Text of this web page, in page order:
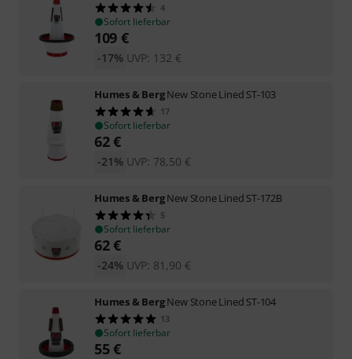
4
Sofort lieferbar
109 €
UVP: 132 €
-17%
Humes & BergNew Stone Lined ST-103
17
Sofort lieferbar
62€
UVP: 78,50 €
-21%
Humes & BergNew Stone Lined ST-172B
5
Sofort lieferbar
62€
UVP: 81,90 €
-24%
Humes & BergNew Stone Lined ST-104
13
Sofort lieferbar
55€